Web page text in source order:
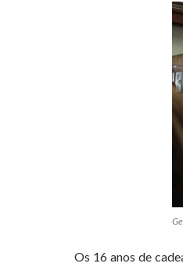
Os 16 anos de